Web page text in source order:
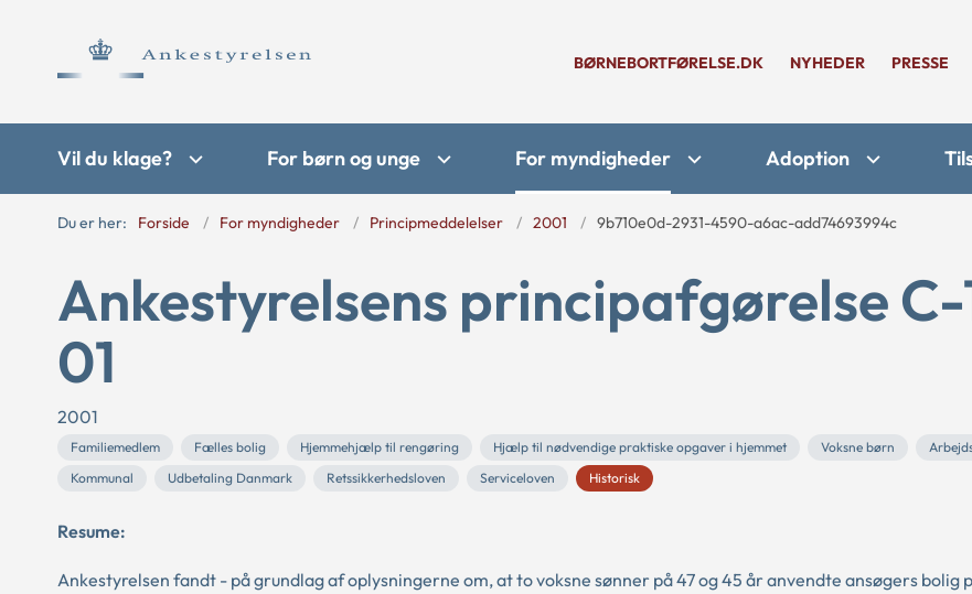
BØRNEBORTFØRELSE.DK NYHEDER PRESSE
Vil du klage? For børn og unge For myndigheder Adoption
Du er her: Forside For myndigheder Principmeddelelser 2001 9b710e0d-2931-4590-a6ac-add74693994c
Ankestyrelsens principafgørelse C-
01
2001
Familiemedlem Fælles bolig Hjemmehjælp til rengøring Hjælp til nødvendige praktiske opgaver i hjemmet Voksne børn
Kommunal
Udbetaling Danmark Retssikkerhedsloven Serviceloven Historisk
Resume:
Ankestyrelsen fandt - på grundlag af oplysningerne om, at to voksne sønner på 47 og 45 år anvendte ansøgers bolig